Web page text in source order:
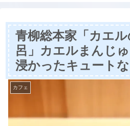
青柳総本家「カエ
呂」カエルまんじ
浸かったキュート
カフェ